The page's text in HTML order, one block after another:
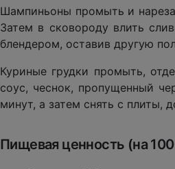
Шампиньоны промыть и
Затем в сковороду влить
блендером, оставив другую
Куриные грудки промыть,
соус, чеснок, пропущенный
минут, а затем снять с плиты,
Пищевая ценность (на